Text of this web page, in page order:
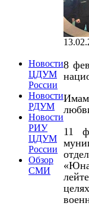
Новости
ЦДУМ
России
Новости
РДУМ
Новости
РИУ
ЦДУМ
России
Обзор
СМИ
8
Имам
11